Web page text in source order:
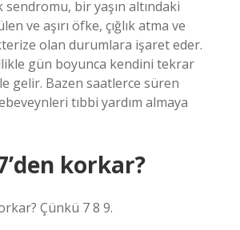
bir yaşın altındaki
ve aşırı öfke, çığlık atma ve
olan durumlara işaret eder.
gün boyunca kendini tekrar
gelir. Bazen saatlerce süren
tıbbi yardım almaya
korkar?
Çünkü 7 8 9.